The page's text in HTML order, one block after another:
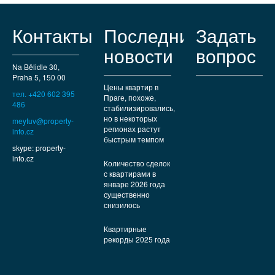
Контакты
Na Bělidle 30,
Praha 5, 150 00
тел. +420 602 395
486
meytuv@property-
info.cz
skype: property-
info.cz
Последние
новости
Цены квартир в
Праге, похоже,
стабилизировались,
но в некоторых
регионах растут
быстрым темпом
Количество сделок
с квартирами в
январе 2026 года
существенно
снизилось
Квартирные
рекорды 2025 года
Задать
вопрос